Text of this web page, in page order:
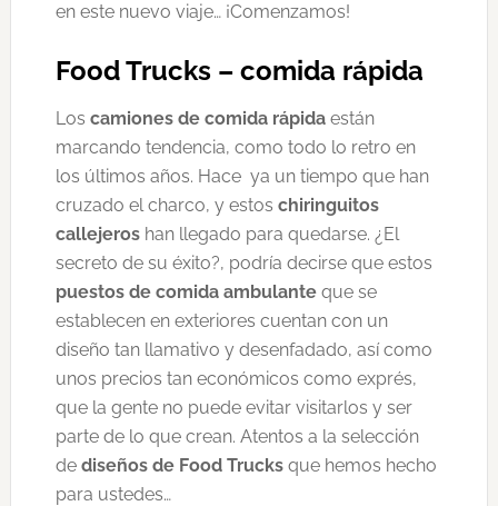
en este nuevo viaje… ¡Comenzamos!
Food Trucks – comida rápida
Los camiones de comida rápidaestán
marcando tendencia, como todo lo retro en
los últimos años. Hace ya un tiempo que han
cruzado el charco, y estos chiringuitos
callejeroshan llegado para quedarse. ¿El
secreto de su éxito?, podría decirse que estos
puestos de comida ambulanteque se
establecen en exteriores cuentan con un
diseño tan llamativo y desenfadado, así como
unos precios tan económicos como exprés,
que la gente no puede evitar visitarlos y ser
parte de lo que crean. Atentos a la selección
de diseños de Food Trucksque hemos hecho
para ustedes…